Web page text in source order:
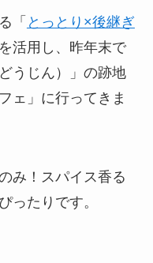
「 とっとり×後継ぎ
活用し、昨年末で
うじん）」の跡地
ェ」に行ってきま
み！スパイス香る
ったりです。